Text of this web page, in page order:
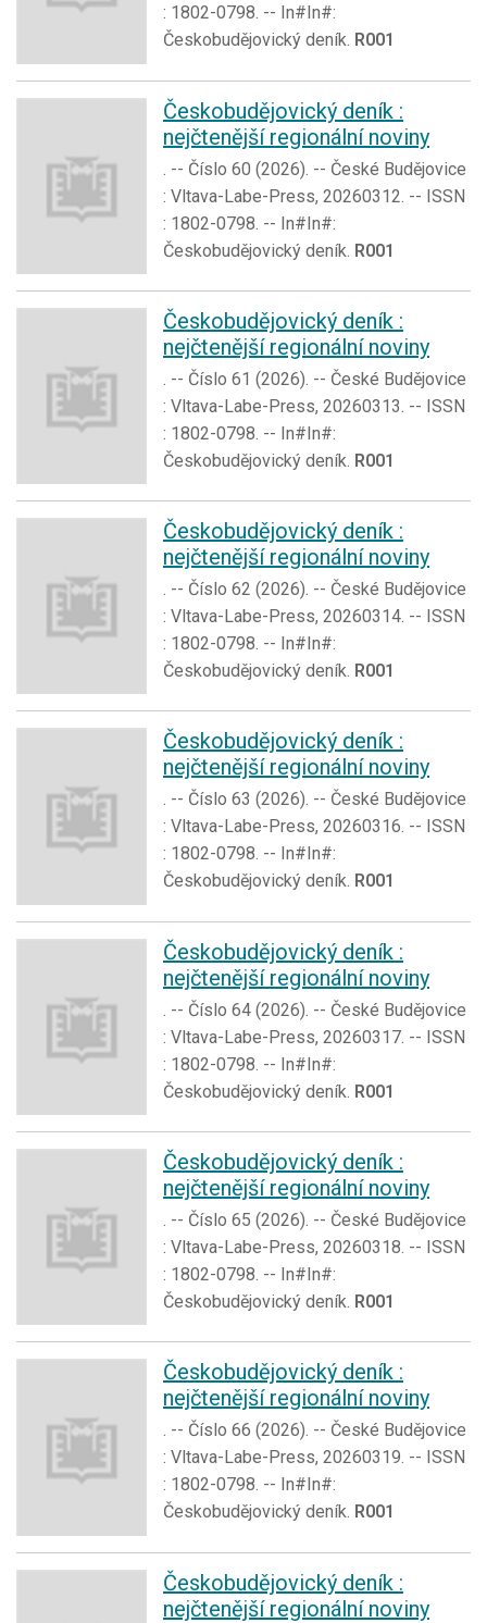
: 1802-0798. -- In#In#:
Českobudějovický deník. R001
Českobudějovický deník :
nejčtenější regionální noviny
. -- Číslo 60 (2026). -- České Budějovice
: Vltava-Labe-Press, 20260312. -- ISSN
: 1802-0798. -- In#In#:
Českobudějovický deník. R001
Českobudějovický deník :
nejčtenější regionální noviny
. -- Číslo 61 (2026). -- České Budějovice
: Vltava-Labe-Press, 20260313. -- ISSN
: 1802-0798. -- In#In#:
Českobudějovický deník. R001
Českobudějovický deník :
nejčtenější regionální noviny
. -- Číslo 62 (2026). -- České Budějovice
: Vltava-Labe-Press, 20260314. -- ISSN
: 1802-0798. -- In#In#:
Českobudějovický deník. R001
Českobudějovický deník :
nejčtenější regionální noviny
. -- Číslo 63 (2026). -- České Budějovice
: Vltava-Labe-Press, 20260316. -- ISSN
: 1802-0798. -- In#In#:
Českobudějovický deník. R001
Českobudějovický deník :
nejčtenější regionální noviny
. -- Číslo 64 (2026). -- České Budějovice
: Vltava-Labe-Press, 20260317. -- ISSN
: 1802-0798. -- In#In#:
Českobudějovický deník. R001
Českobudějovický deník :
nejčtenější regionální noviny
. -- Číslo 65 (2026). -- České Budějovice
: Vltava-Labe-Press, 20260318. -- ISSN
: 1802-0798. -- In#In#:
Českobudějovický deník. R001
Českobudějovický deník :
nejčtenější regionální noviny
. -- Číslo 66 (2026). -- České Budějovice
: Vltava-Labe-Press, 20260319. -- ISSN
: 1802-0798. -- In#In#:
Českobudějovický deník. R001
Českobudějovický deník :
nejčtenější regionální noviny